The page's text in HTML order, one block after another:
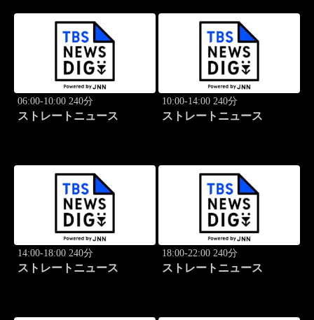
06:00-10:00 240分
ストレートニュース
10:00-14:00 240分
ストレートニュース
14:00-18:00 240分
ストレートニュース
18:00-22:00 240分
ストレートニュース